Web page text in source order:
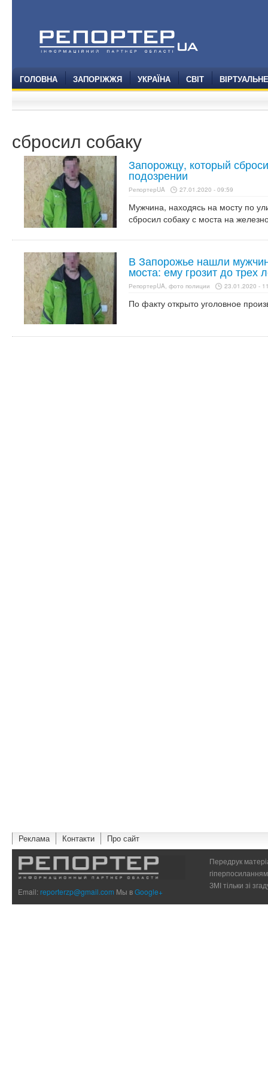
ГОЛОВНА ЗАПОРІЖЖЯ УКРАЇНА СВІТ
сбросил собаку
Запорожцу, который
подозрении
РепортерUA 27.01.2020 - 09:59
Мужчина, находясь на мосту по
сбросил собаку с моста на
В Запорожье нашли
моста: ему грозит до
РепортерUA, фото полиции 23.01.2020 -
По факту открыто уголовное
Реклама Контакти Про сайт
Email:reporterzp@gmail.com Мы вGoogle+
Передрук
ЗМІ тільки зі